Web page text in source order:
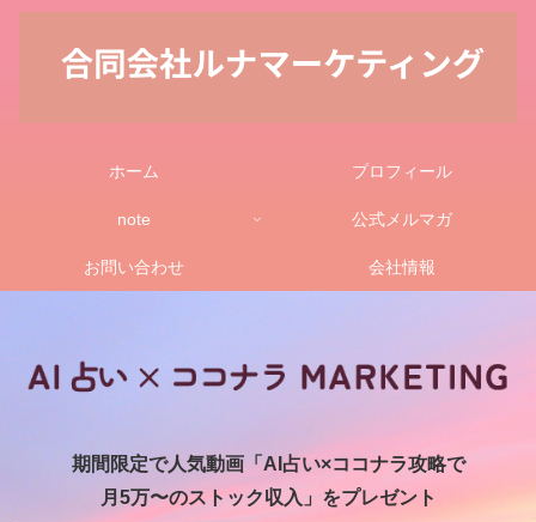
ホーム プロフィール
note 公式メルマガ
お問い合わせ 会社情報
期間限定で人気動画「AI占い×ココナラ攻略で
月5万〜のストック収入」をプレゼント